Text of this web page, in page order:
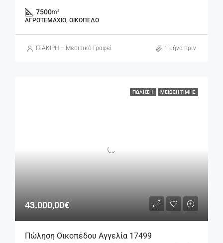
7500m²
ΑΓΡΟΤΕΜΆΧΙΟ, ΟΙΚΌΠΕΔΟ
ΤΣΑΚΙΡΗ – Μεσιτικό Γραφείο 1 μήνα πριν
ΠΏΛΗΣΗ ΜΕΊΩΣΗ ΤΙΜΉΣ
43.000,00€
Πώληση Οικοπέδου Αγγελία 17499